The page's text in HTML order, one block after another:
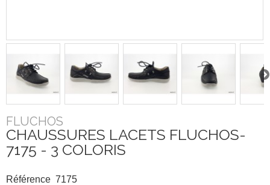
FLUCHOS
CHAUSSURES LACETS FLUCHOS-
7175 - 3 COLORIS
Référence 7175